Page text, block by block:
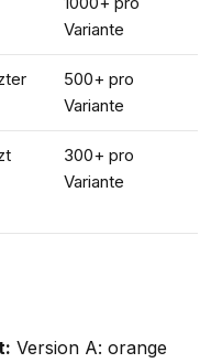
Variante
500+ pro
Variante
300+ pro
Variante
Version A: orange